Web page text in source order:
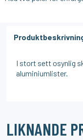
I stort sett osynlig
aluminiumlister.
LIKNANDE